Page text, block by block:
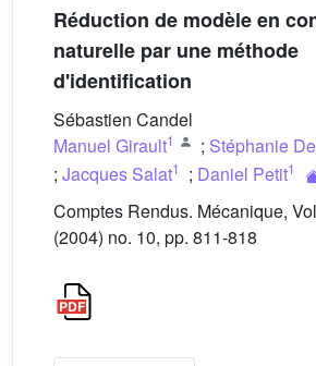
Réduction de modèle en
naturelle par une méthode
d'identification
Sébastien Candel
Manuel Girault1 ; Stéphanie
; Jacques Salat1 ; Daniel Petit1
Comptes Rendus. Mécanique,
(2004) no. 10, pp. 811-818